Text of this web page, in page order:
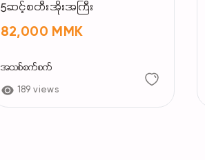
5ဆင့်စတီးအိုးအကြီး
82,000 MMK
အသစ်စက်စက်
189 views